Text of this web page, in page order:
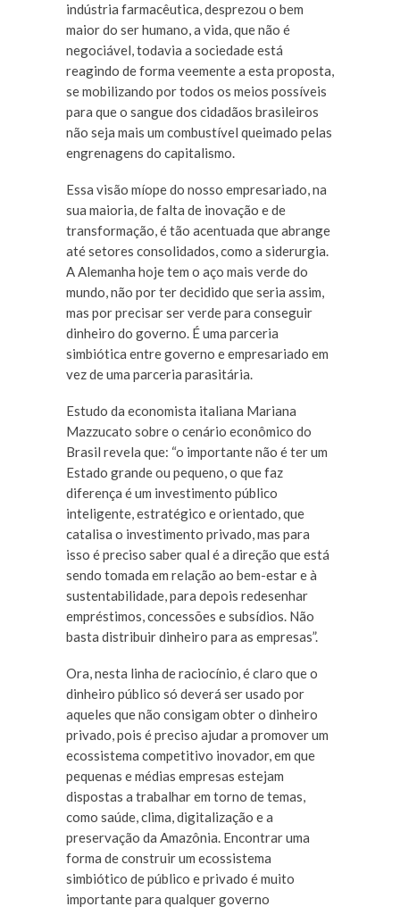
indústria farmacêutica, desprezou o bem
maior do ser humano, a vida, que não é
negociável, todavia a sociedade está
reagindo de forma veemente a esta proposta,
se mobilizando por todos os meios possíveis
para que o sangue dos cidadãos brasileiros
não seja mais um combustível queimado pelas
engrenagens do capitalismo.
Essa visão míope do nosso empresariado, na
sua maioria, de falta de inovação e de
transformação, é tão acentuada que abrange
até setores consolidados, como a siderurgia.
A Alemanha hoje tem o aço mais verde do
mundo, não por ter decidido que seria assim,
mas por precisar ser verde para conseguir
dinheiro do governo. É uma parceria
simbiótica entre governo e empresariado em
vez de uma parceria parasitária.
Estudo da economista italiana Mariana
Mazzucato sobre o cenário econômico do
Brasil revela que: “o importante não é ter um
Estado grande ou pequeno, o que faz
diferença é um investimento público
inteligente, estratégico e orientado, que
catalisa o investimento privado, mas para
isso é preciso saber qual é a direção que está
sendo tomada em relação ao bem-estar e à
sustentabilidade, para depois redesenhar
empréstimos, concessões e subsídios. Não
basta distribuir dinheiro para as empresas”.
Ora, nesta linha de raciocínio, é claro que o
dinheiro público só deverá ser usado por
aqueles que não consigam obter o dinheiro
privado, pois é preciso ajudar a promover um
ecossistema competitivo inovador, em que
pequenas e médias empresas estejam
dispostas a trabalhar em torno de temas,
como saúde, clima, digitalização e a
preservação da Amazônia. Encontrar uma
forma de construir um ecossistema
simbiótico de público e privado é muito
importante para qualquer governo